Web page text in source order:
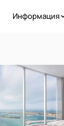
Информация